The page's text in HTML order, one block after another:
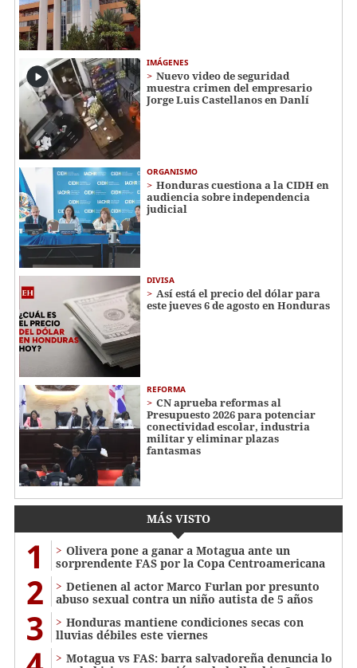
IMÁGENES
Nuevo video de seguridad
muestra crimen del empresario
Jorge Luis Castellanos en Danlí
ORGANISMO
Honduras cuestiona a la CIDH en
audiencia sobre independencia
judicial
DIVISA
Así está el precio del dólar para
este jueves 6 de agosto en Honduras
REFORMA
CN aprueba reformas al
Presupuesto 2026 para potenciar
conectividad escolar, industria
militar y eliminar plazas
fantasmas
MÁS VISTO
1
Olivera pone a ganar a Motagua ante un
sorprendente FAS por la Copa Centroamericana
2
Detienen al actor Marco Furlan por presunto
abuso sexual contra un niño autista de 5 años
3
Honduras mantiene condiciones secas con
lluvias débiles este viernes
Motagua vs FAS: barra salvadoreña denuncia lo